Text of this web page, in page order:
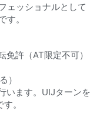
ェッショナルとして
。
許（AT限定不可）
）
います。UIJターンを
。